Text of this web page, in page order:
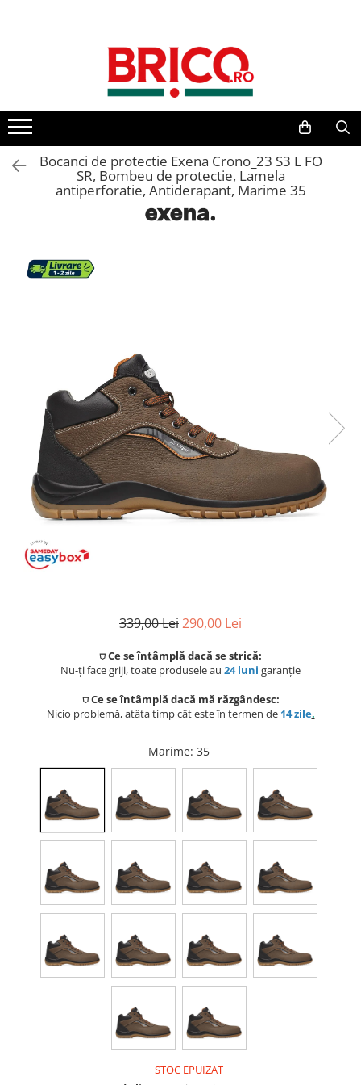
Toate Produsele
Baterii bucatarie
Baterii chiuveta baie
Baterii bideu si dus igienic
Seturi de dus
Sisteme de dus incastrate
Brate si palarii dus
Rigole si scurgere dus
Pare, furtunuri si accesorii
Accesorii dus
Clapete de actionare
Accesorii WC
Ingrijire personala
Uscatoare de par
Placi de indreptat parul
Perii de par electrice
Ondulatoare
Epilatoare
Aparate de tuns & ras
Mobilier pentru baie
Bocanci de protectie Exena Crono_23 S3 L FO
SR, Bombeu de protectie, Lamela
antiperforatie, Antiderapant, Marime 35
339,00 Lei290,00 Lei
⛉ Ce se întâmplă dacă se strică:
Nu-ți face griji, toate produsele au 24 luni garanție
⛉ Ce se întâmplă dacă mă răzgândesc:
Nicio problemă, atâta timp cât este în termen de 14 zile.
Marime: 35
STOC EPUIZAT